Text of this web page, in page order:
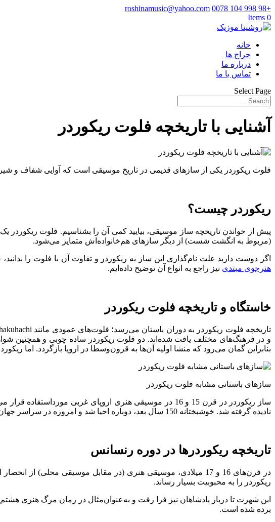
+98 998 104 0078
roshinamusic@yahoo.com
0 Items
خانه
حراج ها
درباره ما
تماس با ما
Select Page
آشنایی با تاریخچه فلوت ریکوردر
فلوت ریکوردر یکی از سازهای قدیمی در تاریخ موسیقی است که آوایی شفاف و
ریکوردر چیست؟
(مربوط به انگشت شست) از دیگر سازهای هم‌خانواده‌اش متمایز می‌شود.
اگر دوست دارید علت نام‌گذاری این ساز به ریکوردر و تفاوت آن با فلوت را بدانید،
هنرجوی مبتدی نیز راجع به انواع آن توضیح داده‌ایم.
خاستگاه و تاریخچه فلوت ریکوردر
بنابراین گمان می‌رود که منشا اولیه آن‌ها به قرون‌وسطا در اروپا بازگردد. اما ریکوردر مدرن در
سازهای باستانی مشابه فلوت ریکوردر
نادیده گرفته شد. خوشبختانه 150 سال بعد، دوباره احیا شد و امروزه در سراسر جهان نواختن ساز موسیقی ریکوردر توسط هنرمندان حرفه‌ای و مبتدی انجام می‌شود.
تاریخچه ریکوردرها در دوره رنسانس
در قرن‌های 16 و 17 میلادی، موسیقی هنری (در مقابل موسیقی
ریکوردر را به محبوبیت بسیار رساند.
برده‌ شده است.